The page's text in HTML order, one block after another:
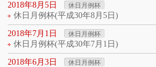
2018年8月5日 休日月例杯
休日月例杯(平成30年8月5日)
2018年7月1日 休日月例杯
休日月例杯(平成30年7月1日)
2018年6月3日 休日月例杯